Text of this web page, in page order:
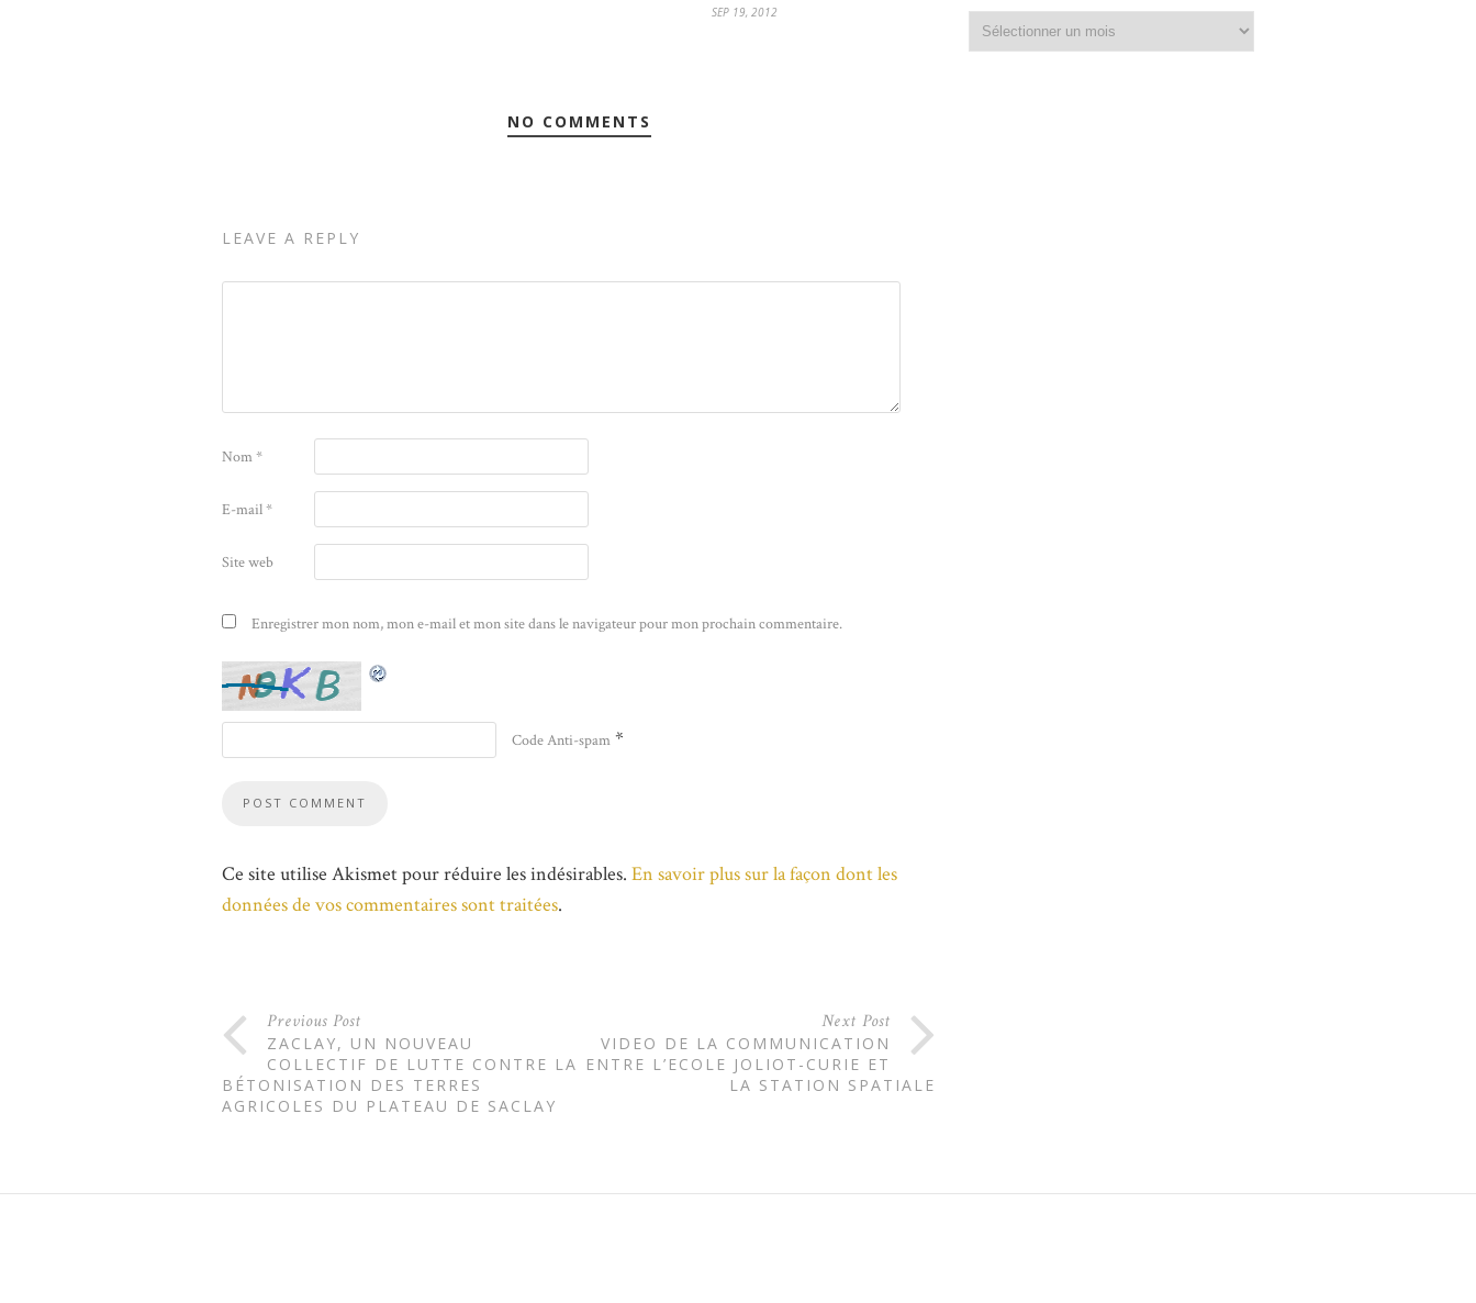
SEP 19, 2012
NO COMMENTS
LEAVE A REPLY
Nom*
E-mail*
Site web
Enregistrer mon nom, mon e-mail et mon site dans le navigateur pour mon prochain commentaire.
Code Anti-spam *
Ce site utilise Akismet pour réduire les indésirables. En savoir plus sur la façon dont les
données de vos commentaires sont traitées.
Previous Post
ZACLAY, UN NOUVEAU
COLLECTIF DE LUTTE CONTRE LA
BÉTONISATION DES TERRES
AGRICOLES DU PLATEAU DE SACLAY
Next Post
VIDEO DE LA COMMUNICATION
ENTRE L’ECOLE JOLIOT-CURIE ET
LA STATION SPATIALE